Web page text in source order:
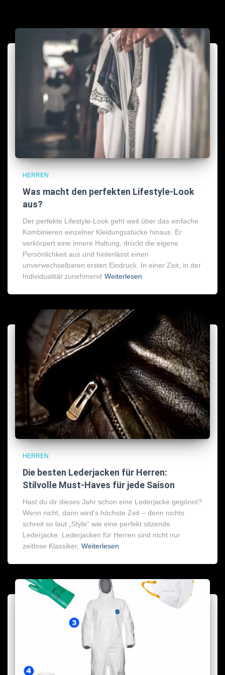
HERREN
Was macht den perfekten Lifestyle-Look
aus?
Der perfekte Lifestyle-Look geht weit über das einfache
Kombinieren einzelner Kleidungsstücke hinaus. Er
verkörpert eine innere Haltung, drückt die eigene
Persönlichkeit aus und hinterlässt einen
unverwechselbaren ersten Eindruck. In einer Zeit, in der
Individualität zunehmend Weiterlesen
HERREN
Die besten Lederjacken für Herren:
Stilvolle Must-Haves für jede Saison
Hast du dir dieses Jahr schon eine Lederjacke gegönnt?
Wenn nicht, dann wird’s höchste Zeit – denn nichts
schreit so laut „Style“ wie eine perfekt sitzende
Lederjacke. Lederjacken für Herren sind nicht nur
zeitlose Klassiker, Weiterlesen